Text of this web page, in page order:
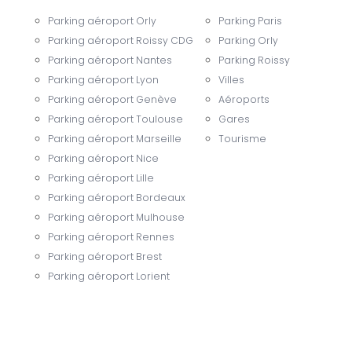
Parking aéroport Orly
Parking aéroport Roissy CDG
Parking aéroport Nantes
Parking aéroport Lyon
Parking aéroport Genève
Parking aéroport Toulouse
Parking aéroport Marseille
Parking aéroport Nice
Parking aéroport Lille
Parking aéroport Bordeaux
Parking aéroport Mulhouse
Parking aéroport Rennes
Parking aéroport Brest
Parking aéroport Lorient
Parking Paris
Parking Orly
Parking Roissy
Villes
Aéroports
Gares
Tourisme